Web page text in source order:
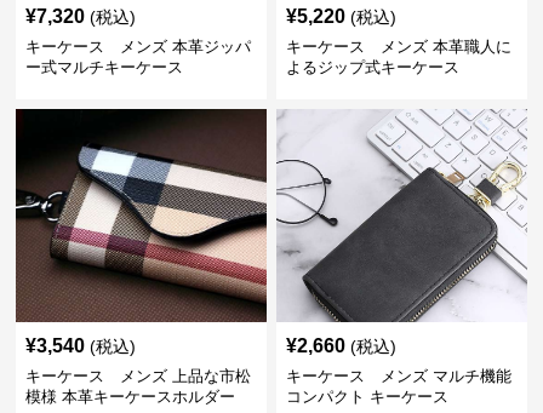
¥7,320 (税込)
キーケース メンズ 本革ジッパ
ー式マルチキーケース
¥5,220 (税込)
キーケース メンズ 本革職人に
よるジップ式キーケース
¥3,540 (税込)
キーケース メンズ 上品な市松
模様 本革キーケースホルダー
¥2,660 (税込)
キーケース メンズ マルチ機能
コンパクト キーケース